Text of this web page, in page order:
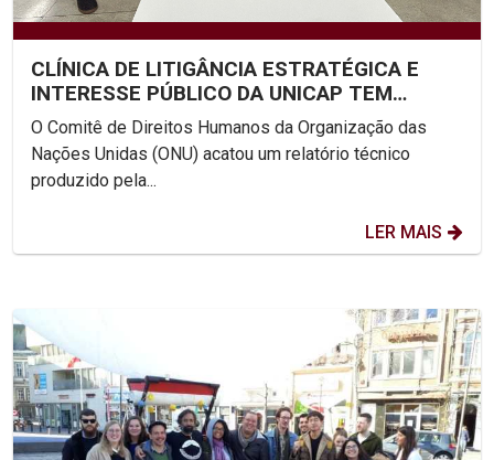
CLÍNICA DE LITIGÂNCIA ESTRATÉGICA E
INTERESSE PÚBLICO DA UNICAP TEM
RELATÓRIO ACEITO PELO COMITÊ...
O Comitê de Direitos Humanos da Organização das
Nações Unidas (ONU) acatou um relatório técnico
produzido pela...
LER MAIS